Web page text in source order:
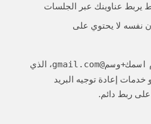
يربط عناوينك عبر الجلسات
نفسه لا يحتوي على
اسمك+وسم@gmail.com
، الذي
خدمات إعادة توجيه البريد
على ربط دائم.